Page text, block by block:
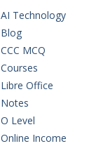
AI Technology
Blog
CCC MCQ
Courses
Libre Office
Notes
O Level
Online Income